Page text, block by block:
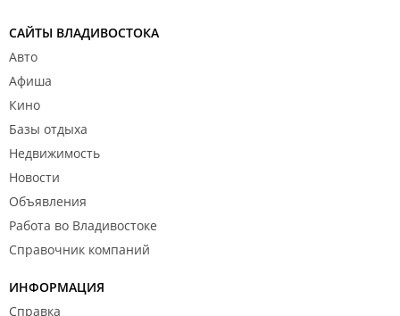
САЙТЫ ВЛАДИВОСТОКА
Авто
Афиша
Кино
Базы отдыха
Недвижимость
Новости
Объявления
Работа во Владивостоке
Справочник компаний
ИНФОРМАЦИЯ
Справка